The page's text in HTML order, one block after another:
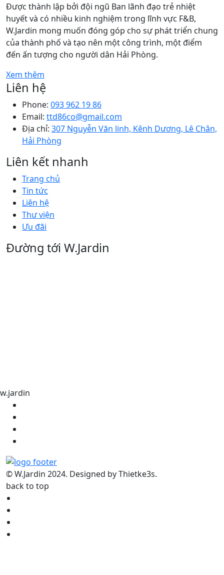
Được thành lập bởi đội ngũ Ban lãnh đạo trẻ nhiệt
huyết và có nhiều kinh nghiệm trong lĩnh vực F&B,
W.Jardin mong muốn đóng góp cho sự phát triển chung
của thành phố và tạo nên một công trình, một điểm
đến ấn tượng cho người dân Hải Phòng.
Xem thêm
Liên hệ
Phone: 093 962 19 86
Email: ttd86co@gmail.com
Địa chỉ: 307 Nguyễn Văn linh, Kênh Dương, Lê Chân,
Hải Phòng
Liên kết nhanh
Trang chủ
Tin tức
Liên hệ
Thư viện
Ưu đãi
Đường tới W.Jardin
w.jardin
© W.Jardin 2024. Designed by Thietke3s.
back to top